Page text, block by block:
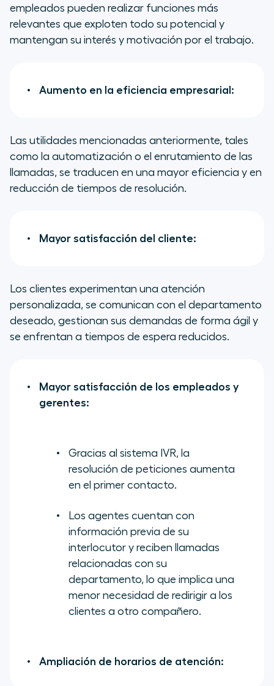
empleados pueden realizar funciones más
relevantes que exploten todo su potencial y
mantengan su interés y motivación por el trabajo.
Aumento en la eficiencia empresarial:
Las utilidades mencionadas anteriormente, tales
como la automatización o el enrutamiento de las
llamadas, se traducen en una mayor eficiencia y en
reducción de tiempos de resolución.
Mayor satisfacción del cliente:
Los clientes experimentan una atención
personalizada, se comunican con el departamento
deseado, gestionan sus demandas de forma ágil y
se enfrentan a tiempos de espera reducidos.
Mayor satisfacción de los empleados y
gerentes:
Gracias al sistema IVR, la
resolución de peticiones aumenta
en el primer contacto.
Los agentes cuentan con
información previa de su
interlocutor y reciben llamadas
relacionadas con su
departamento, lo que implica una
menor necesidad de redirigir a los
clientes a otro compañero.
Ampliación de horarios de atención: